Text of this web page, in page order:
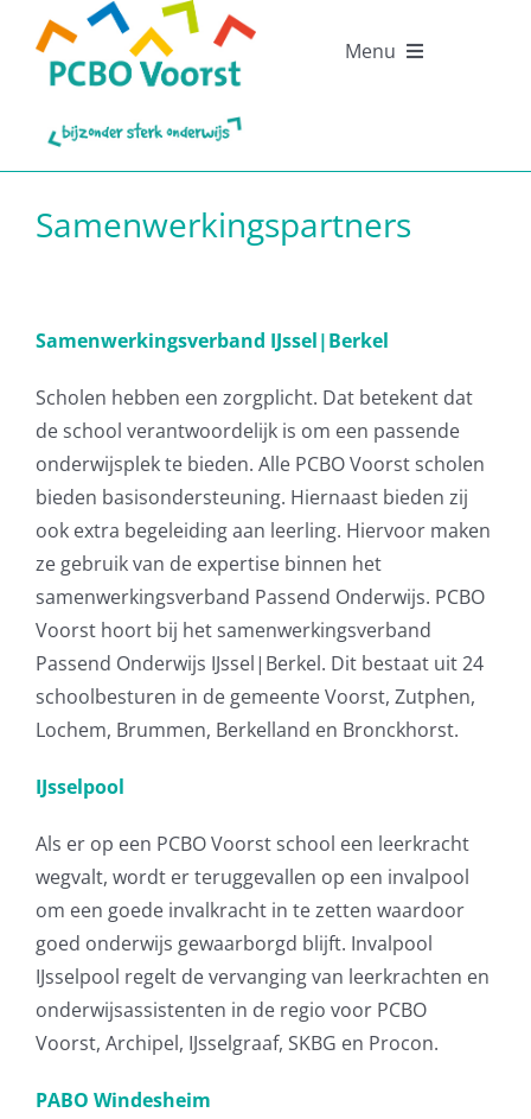
naar
inhoud
Menu
Scholen
Contact
Samenwerkingspartners
Samenwerkingsverband IJssel|Berkel
Scholen hebben een zorgplicht. Dat betekent dat
de school verantwoordelijk is om een passende
onderwijsplek te bieden. Alle PCBO Voorst scholen
bieden basisondersteuning. Hiernaast bieden zij
ook extra begeleiding aan leerling. Hiervoor maken
ze gebruik van de expertise binnen het
samenwerkingsverband Passend Onderwijs. PCBO
Voorst hoort bij het samenwerkingsverband
Passend Onderwijs IJssel|Berkel. Dit bestaat uit 24
schoolbesturen in de gemeente Voorst, Zutphen,
Lochem, Brummen, Berkelland en Bronckhorst.
IJsselpool
Als er op een PCBO Voorst school een leerkracht
wegvalt, wordt er teruggevallen op een invalpool
om een goede invalkracht in te zetten waardoor
goed onderwijs gewaarborgd blijft. Invalpool
IJsselpool regelt de vervanging van leerkrachten en
onderwijsassistenten in de regio voor PCBO
Voorst, Archipel, IJsselgraaf, SKBG en Procon.
PABO Windesheim